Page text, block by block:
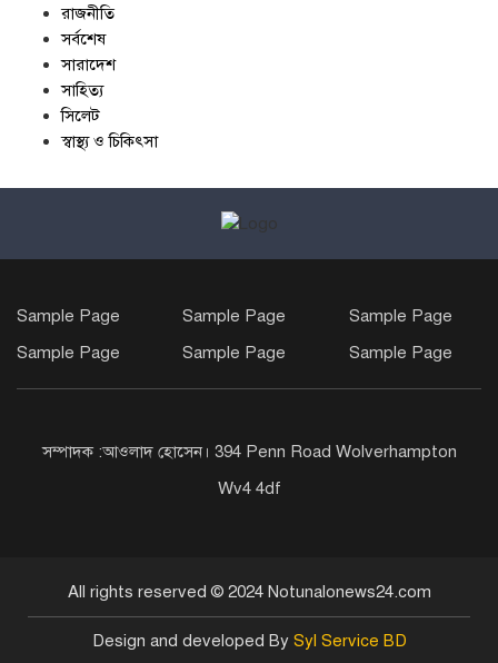
রাজনীতি
সর্বশেষ
সারাদেশ
সাহিত্য
সিলেট
স্বাস্থ্য ও চিকিৎসা
Sample Page Sample Page
Sample Page
Sample Page
Sample Page Sample Page
সম্পাদক :আওলাদ হোসেন। 394 Penn Road Wolverhampton
Wv4 4df
All rights reserved © 2024 Notunalonews24.com
Design and developed By Syl Service BD